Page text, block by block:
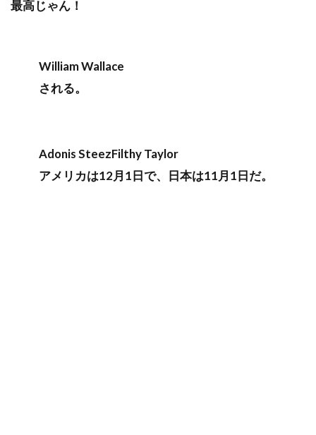
最高じゃん！
William Wallace
される。
Adonis SteezFilthy Taylor
アメリカは12月1日で、日本は11月1日だ。